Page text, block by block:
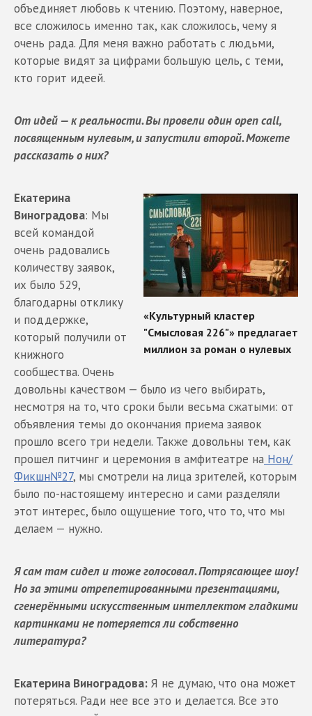
объединяет любовь к чтению. Поэтому, наверное,
все сложилось именно так, как сложилось, чему я
очень рада. Для меня важно работать с людьми,
которые видят за цифрами большую цель, с теми,
кто горит идеей.
От идей — к реальности. Вы провели один open call,
посвященным нулевым, и запустили второй. Можете
рассказать о них?
Екатерина
Виноградова: Мы
всей командой
очень радовались
количеству заявок,
их было 529,
благодарны отклику
и поддержке,
который получили от
книжного
сообщества. Очень
довольны качеством — было из чего выбирать,
несмотря на то, что сроки были весьма сжатыми: от
объявления темы до окончания приема заявок
прошло всего три недели. Также довольны тем, как
прошел питчинг и церемония в амфитеатре на Нон/
Фикшн№27, мы смотрели на лица зрителей, которым
было по-настоящему интересно и сами разделяли
этот интерес, было ощущение того, что то, что мы
делаем — нужно.
Я сам там сидел и тоже голосовал. Потрясающее шоу!
Но за этими отрепетированными презентациями,
сгенерёнными искусственным интеллектом гладкими
картинками не потеряется ли собственно
литература?
Екатерина Виноградова: Я не думаю, что она может
потеряться. Ради нее все это и делается. Все это